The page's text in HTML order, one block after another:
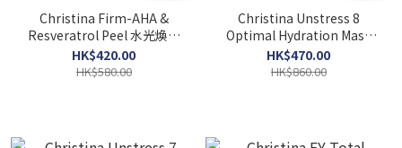
Christina Firm-AHA &
Resveratrol Peel 水光煥膚
液 50ml
HK$420.00
HK$580.00
Christina Unstress 8
Optimal Hydration Mask
乳酸菌臻萃瑩潤煥采面膜
250ml
HK$470.00
HK$860.00